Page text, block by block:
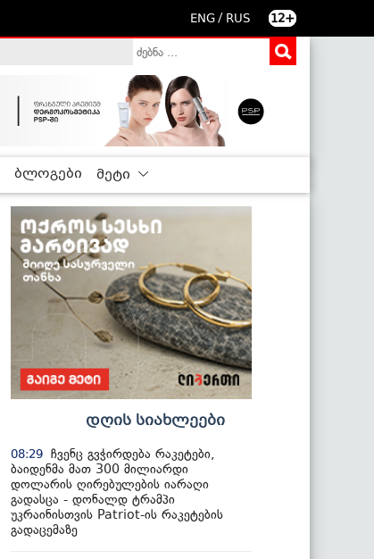
ENG / RUS 12+
ბლოგები მეტი
დღის სიახლეები
08:29 ჩვენც გვჭირდება რაკეტები,
ბაიდენმა მათ 300 მილიარდი
დოლარის ღირებულების იარაღი
გადასცა - დონალდ ტრამპი
უკრაინისთვის Patriot-ის რაკეტების
გადაცემაზე